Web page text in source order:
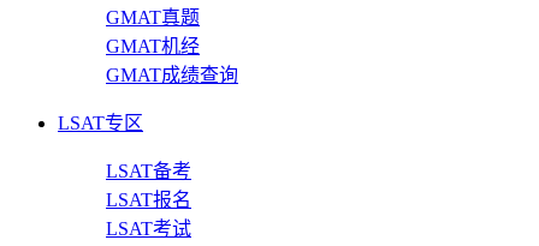
GMAT真题
GMAT机经
GMAT成绩查询
LSAT专区
LSAT备考
LSAT报名
LSAT考试